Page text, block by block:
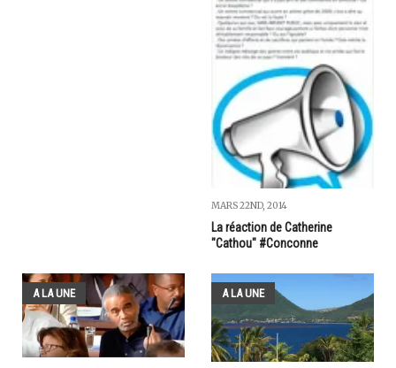
MARS 22ND, 2014
La réaction de Catherine
"Cathou" #Conconne
A LA UNE A LA UNE